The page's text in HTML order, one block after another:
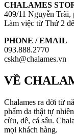
CHALAMES
409/11 Nguyễn
Làm việc từ Thứ 2
PHONE / EMAIL
093.888.2770
cskh@chalames.vn
VỀ
Chalames ra đời từ
phẩm da thật tự
cừu, dê, cá sấu.
mọi khách hàng.